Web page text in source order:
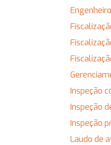
Inspeção
Inspeção
Inspeção
Laudo de